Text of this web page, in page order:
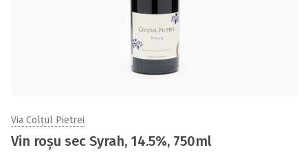
Via Colțul Pietrei
Vin roșu sec Syrah, 14.5%, 750ml